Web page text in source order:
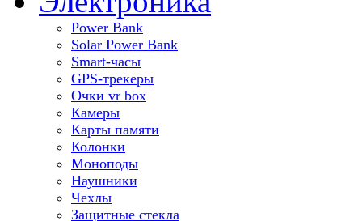
Power Bank
Solar Power Bank
Smart-часы
GPS-трекеры
Очки vr box
Камеры
Карты памяти
Колонки
Моноподы
Наушники
Чехлы
Защитные стекла